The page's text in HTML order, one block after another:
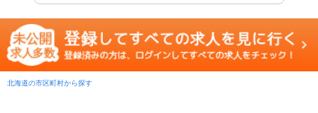
北海道の市区町村から探す